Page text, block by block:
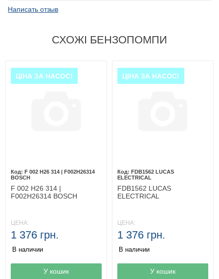
Написать отзыв
СХОЖІ БЕНЗОПОМПИ
Товар в корзине
ЦІНА ЗА НАСОС!
F 002 H26 314 | F002H26314
BOSCH
F 002 H26 314 |
F002H26314 BOSCH
ЦЕНА:
1 376 грн.
В наличии
У кошик Товар в корзине
ЦІНА ЗА НАСОС!
FDB1562 LUCAS
ELECTRICAL
FDB1562 LUCAS
ELECTRICAL
ЦЕНА:
1 376 грн.
В наличии
У кошик